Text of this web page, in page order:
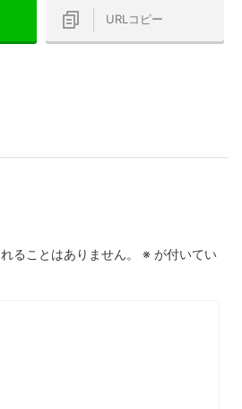
URLコピー
ることはありません。 ※ が付いてい